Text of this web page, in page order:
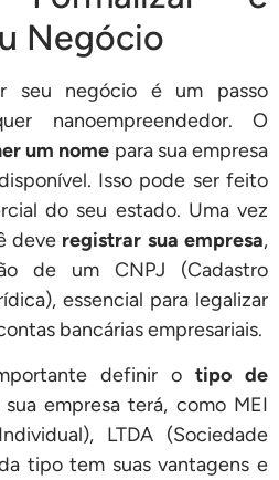
Negócio
seu negócio é um passo
nanoempreendedor. O
um nome para sua empresa
Isso pode ser feito
do seu estado. Uma vez
deve registrar sua empresa,
de um CNPJ (Cadastro
essencial para legalizar
bancárias empresariais.
definir o tipo de
sua empresa terá, como MEI
LTDA (Sociedade
tipo tem suas vantagens e